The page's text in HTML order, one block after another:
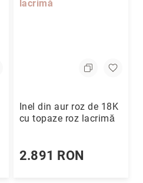
Inel din aur roz de 18K
cu topaze roz lacrimă
2.891 RON